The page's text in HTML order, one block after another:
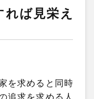
ば見栄え
を求めると同時